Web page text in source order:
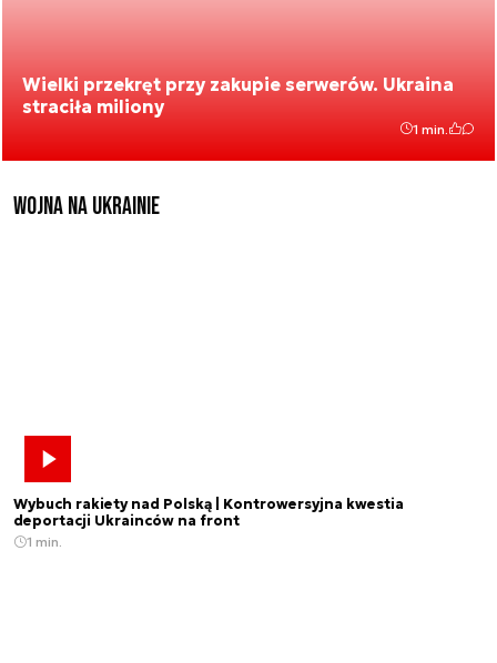
Wielki przekręt przy zakupie serwerów. Ukraina
straciła miliony
1 min.
Wojna na Ukrainie
Wybuch rakiety nad Polską | Kontrowersyjna kwestia
deportacji Ukrainców na front
1 min.